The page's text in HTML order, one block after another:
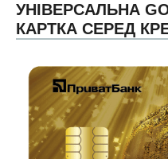
УНІВЕРСАЛЬНА
КАРТКА СЕРЕД